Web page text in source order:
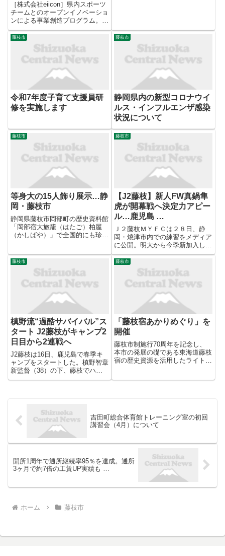
［株式会社eiicon］県内スポーツ
チームとのオープンイノベーショ
ンによる事業創造プログラム。発
表に先立ち、2チーム2社が一堂
に会し ワークショップを開
催。 日本最大級のオープンイノ
ベーションプラットフォーム
「AUBA（アウバ）」を運営す
藤枝市
令和7年度子育て支援員研
修を実施します
藤枝市
静岡県内の新型コロナウイ
ルス・インフルエンザ感染
状況について
藤枝市
等身大の15人飾り展示…静
岡・藤枝市
静岡県藤枝市岡部町の歴史資料館
「岡部宿大旅籠（はたご）柏屋
（かしばや）」で全国的にも珍し
海道の宿場町で、「柏屋」も江戸
時代には旅籠として使われていま
した。人形は１９６０年代に引退
藤枝市
【J2藤枝】新人FW真鍋隼
虎が開幕戦へ決定力アピー
ル…鹿児島 …
Ｊ２藤枝ＭＹＦＣは２８日、静
岡・焼津市内での練習をメディア
に公開。明大から今季新加入し
た、名古屋Ｕ１８出身のＦＷ真鍋
隼虎（はやと、２２）が「結果を
残してスタメンで出られるよう
に」と、２月８日に迫った百年構
想リーグ開幕戦（対岐阜）を見据
藤枝市
槙野流“過酷サバイバル”ス
タート J2藤枝がキャンプ2
日目から2連戦へ
J2藤枝は16日、鹿児島で春季キ
ャンプをスタートした。槙野智章
新監督（38）の下、藤枝でハー
ドな練習によって進めてきたチー
戦でトレーニングマッチを行...
藤枝市
「藤枝宿あかりめぐり」を
開催
藤枝市制施行70周年を記念し、
本市の発展の礎である東海道藤枝
宿の歴史資源を活用したライトア
吉田町総合体育館トレーニング室の初回
講習会（4月）について
開所1周年で通所継続率95％を達成。通所
3ヶ月で約7倍の工賃UP実績も …
ホーム 藤枝市